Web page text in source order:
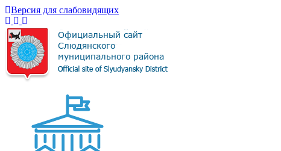
Версия для слабовидящих